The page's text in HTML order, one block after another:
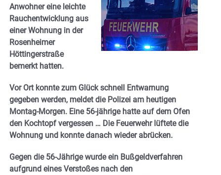
Anwohner eine leichte
Rauchentwicklung aus
einer Wohnung in der
Rosenheimer
Höttingerstraße
bemerkt hatten.
Vor Ort konnte zum Glück schnell Entwarnung
gegeben werden, meldet die Polizei am heutigen
Montag-Morgen. Eine 56-jährige hatte auf dem Ofen
den Kochtopf vergessen … Die Feuerwehr lüftete die
Wohnung und konnte danach wieder abrücken.
Gegen die 56-Jährige wurde ein Bußgeldverfahren
aufgrund eines Verstoßes nach den